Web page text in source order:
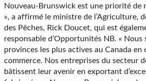
Nouveau-Brunswick est une priorité de
», a affirmé le ministre de l’Agriculture,
des Pêches, Rick Doucet, qui est
responsable d’Opportunités NB. « Nous
provinces les plus actives au Canada en
commerce. Nos entreprises du secteur
bâtissent leur avenir en exportant